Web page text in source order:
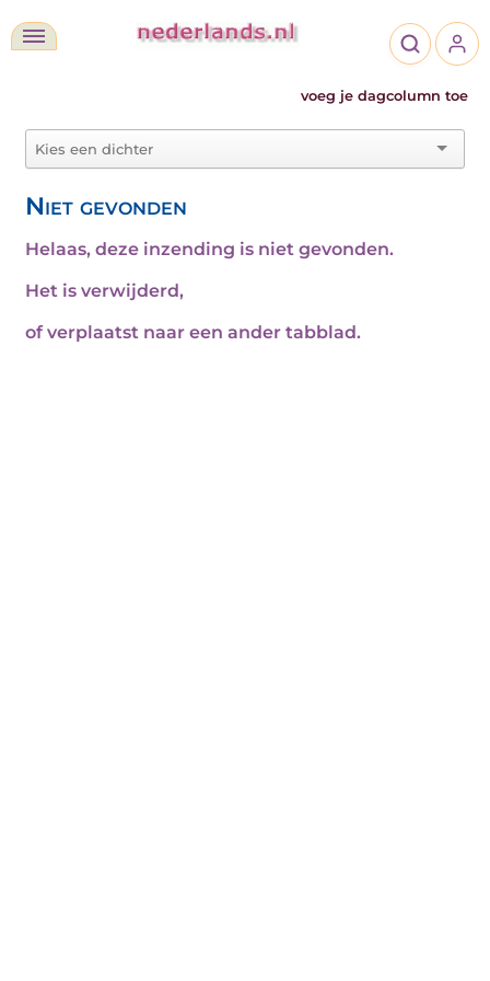
voeg je dagcolumn toe
Niet gevonden
Helaas, deze inzending is niet gevonden.
Het is verwijderd,
of verplaatst naar een ander tabblad.